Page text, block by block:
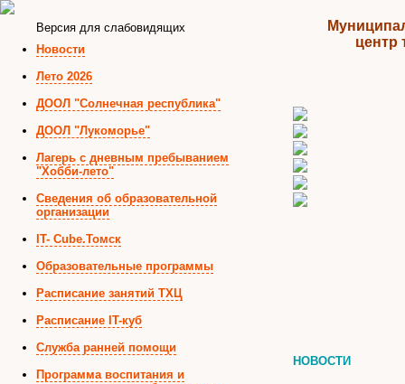
Версия для слабовидящих
Новости
Лето 2026
ДООЛ "Солнечная республика"
ДООЛ "Лукоморье"
Лагерь с дневным пребыванием
"Хобби-лето"
Сведения об образовательной
организации
IT- Cube.Томск
Образовательные программы
Расписание занятий ТХЦ
Расписание IT-куб
Служба ранней помощи
Программа воспитания и
центр
НОВОСТИ